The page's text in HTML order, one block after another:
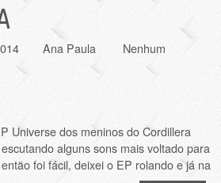
Ana Paula
Nenhum
Universe dos meninos do Cordillera
alguns sons mais voltado para
foi fácil, deixei o EP rolando e já na